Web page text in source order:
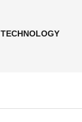
TECHNOLOGY